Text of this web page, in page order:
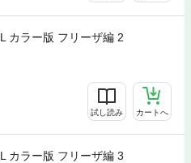
カラー版 フリーザ編 2
試し読み カートへ
カラー版 フリーザ編 3